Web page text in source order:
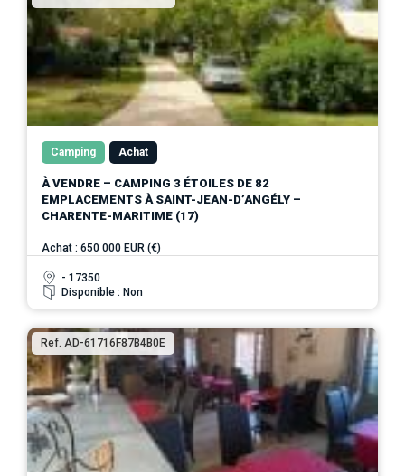
Camping Achat
À VENDRE – CAMPING 3 ÉTOILES DE 82
EMPLACEMENTS À SAINT-JEAN-D’ANGÉLY –
CHARENTE-MARITIME (17)
Achat : 650 000 EUR (€)
- 17350
Disponible : Non
Ref. AD-61716F87B4B0E